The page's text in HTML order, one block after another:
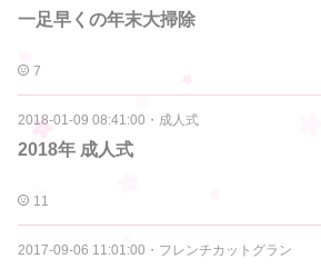
一足早くの年末大掃除
7
2018-01-09 08:41:00 ・ 成人式
2018年 成人式
11
2017-09-06 11:01:00 ・ フレンチカットグラン